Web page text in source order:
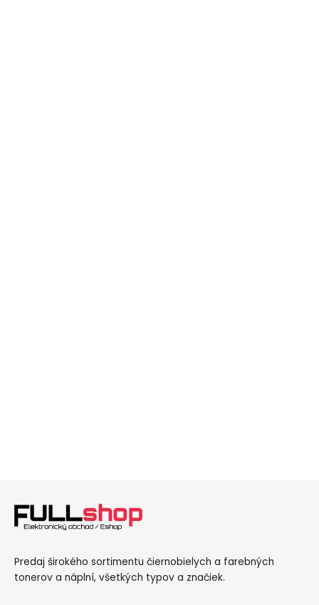
Predaj širokého sortimentu čiernobielych a farebných
tonerov a náplní, všetkých typov a značiek.